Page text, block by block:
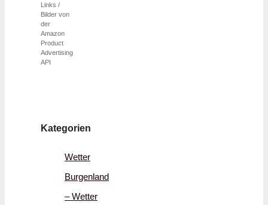
Links /
Bilder von
der
Amazon
Product
Advertising
API
Kategorien
Wetter
Burgenland
– Wetter